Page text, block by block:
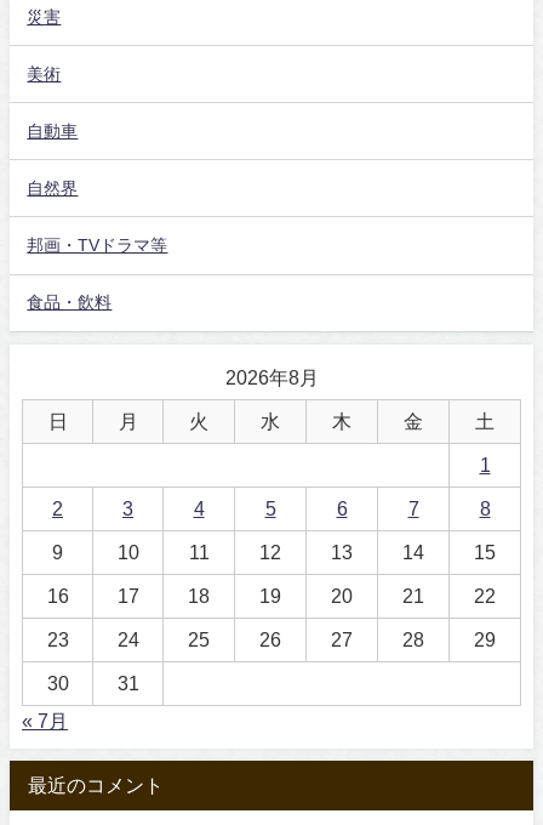
災害
美術
自動車
自然界
邦画・TVドラマ等
食品・飲料
2026年8月
日 月 火 水 木 金 土
1
2 3 4 5 6 7 8
9 10 11 12 13 14 15
16 17 18 19 20 21 22
23 24 25 26 27 28 29
30
31
« 7月
最近のコメント